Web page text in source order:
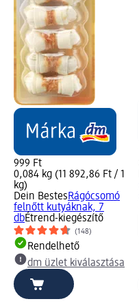
999 Ft
0,084 kg (11 892,86 Ft / 1
kg)
Dein BestesRágócsomó
felnőtt kutyáknak, 7
dbÉtrend-kiegészítő
(148)
Rendelhető
dm üzlet kiválasztása